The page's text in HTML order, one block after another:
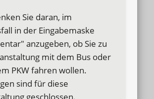
Sie daran, im
in der Eingabemaske
anzugeben, ob Sie zu
mit dem Bus oder
PKW fahren wollen.
sind für diese